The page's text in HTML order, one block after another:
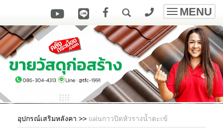
Toggle
MENU
อุปกรณ์เสริมหลังคา >> แผ่นกาวปิดหัวรางน้ำตะเข้